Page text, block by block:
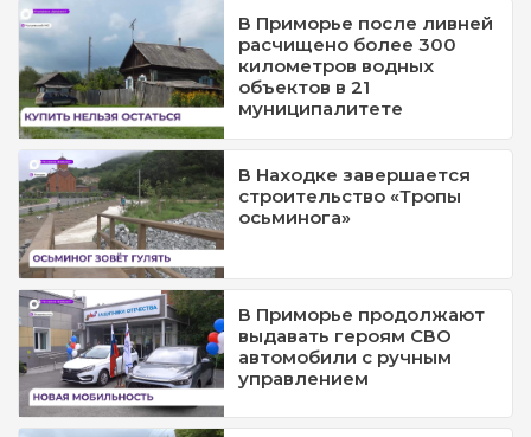
В Приморье после ливней
расчищено более 300
километров водных
объектов в 21
муниципалитете
В Находке завершается
строительство «Тропы
осьминога»
В Приморье продолжают
выдавать героям СВО
автомобили с ручным
управлением